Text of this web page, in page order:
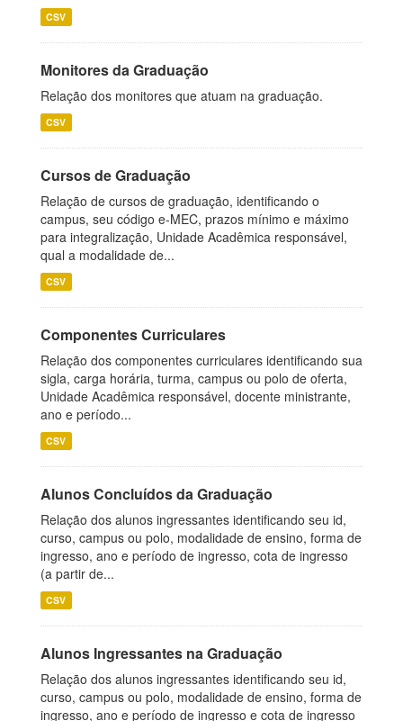
CSV
Monitores da Graduação
Relação dos monitores que atuam na graduação.
CSV
Cursos de Graduação
Relação de cursos de graduação, identificando o
campus, seu código e-MEC, prazos mínimo e máximo
para integralização, Unidade Acadêmica responsável,
qual a modalidade de...
CSV
Componentes Curriculares
Relação dos componentes curriculares identificando sua
sigla, carga horária, turma, campus ou polo de oferta,
Unidade Acadêmica responsável, docente ministrante,
ano e período...
CSV
Alunos Concluídos da Graduação
Relação dos alunos ingressantes identificando seu id,
curso, campus ou polo, modalidade de ensino, forma de
ingresso, ano e período de ingresso, cota de ingresso
(a partir de...
CSV
Alunos Ingressantes na Graduação
Relação dos alunos ingressantes identificando seu id,
curso, campus ou polo, modalidade de ensino, forma de
ingresso, ano e período de ingresso e cota de ingresso